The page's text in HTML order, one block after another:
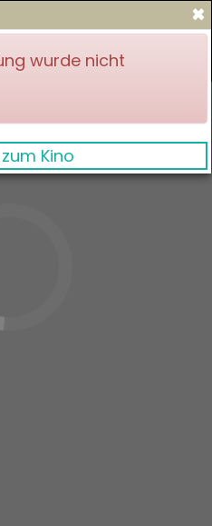
×
wurde nicht
Kino